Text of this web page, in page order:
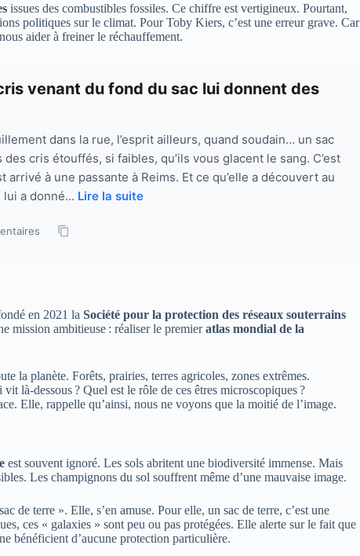
issues des combustibles fossiles. Ce chiffre est vertigineux. Pourtant,
politiques sur le climat. Pour Toby Kiers, c’est une erreur grave. Car
aider à freiner le réchauffement.
venant du fond du sac lui donnent des
dans la rue, l’esprit ailleurs, quand soudain… un sac
cris étouffés, si faibles, qu’ils vous glacent le sang. C’est
arrivé à une passante à Reims. Et ce qu’elle a découvert au
a donné... Lire la suite
·
en 2021 la Société pour la protection des réseaux souterrains
mission ambitieuse : réaliser le premieratlas mondial de la
la planète. Forêts, prairies, terres agricoles, zones extrêmes.
là-dessous ? Quel est le rôle de ces êtres microscopiques ?
Elle, rappelle qu’ainsi, nous ne voyons que la moitié de l’image.
est souvent ignoré. Les sols abritent une biodiversité immense. Mais
Les champignons du sol souffrent même d’une mauvaise image.
de terre ». Elle, s’en amuse. Pour elle, un sac de terre, c’est une
ces « galaxies » sont peu ou pas protégées. Elle alerte sur le fait que
ne bénéficient d’aucune protection particulière.